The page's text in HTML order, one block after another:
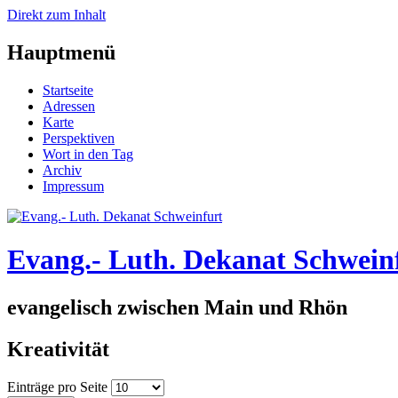
Direkt zum Inhalt
Hauptmenü
Startseite
Adressen
Karte
Perspektiven
Wort in den Tag
Archiv
Impressum
Evang.- Luth. Dekanat
evangelisch zwischen Main und Rhön
Kreativität
Einträge pro Seite